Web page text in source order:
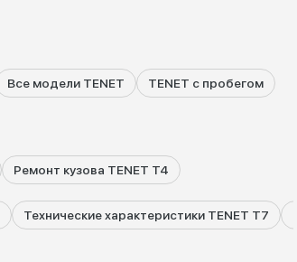
Все модели TENET TENET с пробегом
Ремонт кузова TENET T4
Технические характеристики TENET T7